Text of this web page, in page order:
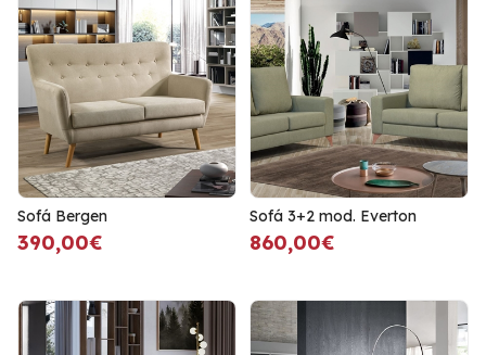
Sofá Bergen
390,00€
Sofá 3+2 mod. Everton
860,00€